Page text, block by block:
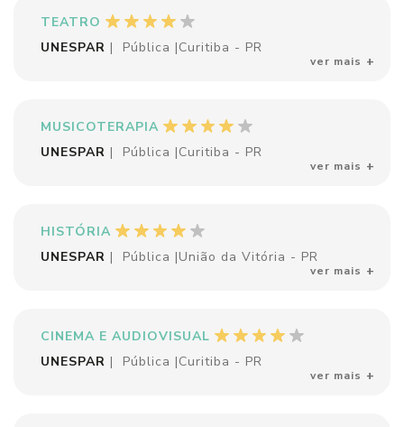
TEATRO
UNESPAR | Pública |Curitiba - PR
ver mais
MUSICOTERAPIA
UNESPAR | Pública |Curitiba - PR
ver mais
HISTÓRIA
UNESPAR | Pública |União da Vitória - PR
ver mais
CINEMA E AUDIOVISUAL
UNESPAR | Pública |Curitiba - PR
ver mais